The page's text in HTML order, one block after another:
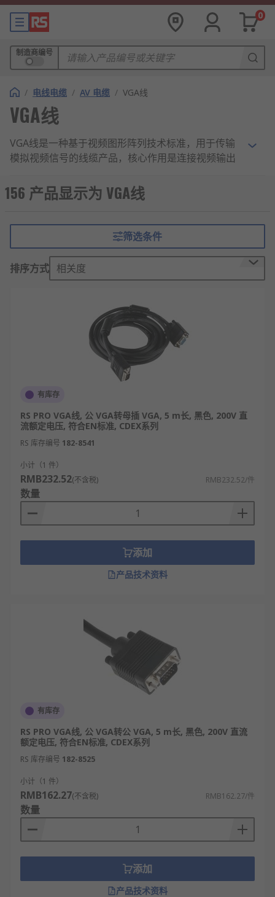
0
制造商编号
/ 电线电缆 / AV 电缆 / VGA线
VGA线
VGA线是一种基于视频图形阵列技术标准，用于传输
模拟视频信号的线缆产品，核心作用是连接视频输出
现。
传输模拟视频信号
针对电脑主机、笔记本、工控设备、投影仪等设备的
号，实现显示设备的画面显示，满足基础的图像传输
保障信号稳定传输
通过内置屏蔽层结构，抵御外界电磁干扰、信号串扰
影、无闪烁，维持清晰的显示效果。
兼容多种设备与分辨率
示屏等终端，支持1024×768、1280×1024、
1920×1080等主流分辨率，满足日常办公、教学演
示、工控显示等场景的基础画质需求。
支持多场景灵活连接
部分带螺丝固定设计的VGA线，可将接口牢牢锁死在
设备端口上，避免因设备移动、震动导致的线缆脱
落，适用于工业设备、会议投影等需要长期稳定连接
按线芯材质分类：纯铜芯VGA线、镀锡铜芯VGA
按屏蔽类型分类：单层屏蔽VGA线、双层屏蔽
VGA线
按接口类型分类：公对公VGA线、公对母VGA线
按长度规格分类：标准长度VGA线
（1m/3m/5m）、定制长度VGA线（10m/20m
及以上）
按应用场景分类：普通家用VGA线、工程级VGA
线、工控专用VGA线
VGA线规格
线芯规格：28AWG、30AWG等常见规格
屏蔽层数：单层编织屏蔽、编织+铝箔双层屏蔽
156 产品显示为 VGA线
筛选条件
排序方式 相关度
有库存
RS PRO VGA线, 公 VGA转母插 VGA, 5 m长, 黑色, 200V 直
流额定电压, 符合EN标准, CDEX系列
RS 库存编号 182-8541
小计（1 件）
RMB232.52(不含税) RMB232.52/件
数量
添加
产品技术资料
有库存
RS PRO VGA线, 公 VGA转公 VGA, 5 m长, 黑色, 200V 直流
额定电压, 符合EN标准, CDEX系列
RS 库存编号 182-8525
小计（1 件）
RMB162.27(不含税) RMB162.27/件
数量
添加
产品技术资料